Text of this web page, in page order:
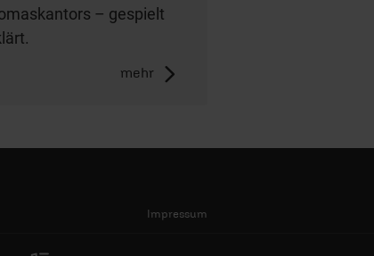
– gespielt
mehr
Impressum